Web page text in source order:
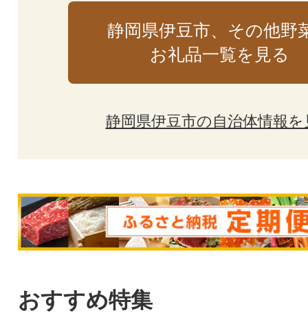
静岡県伊豆市、その他野
お礼品一覧を見る
静岡県伊豆市の自治体情報を
おすすめ特集